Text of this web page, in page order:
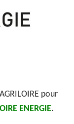
pour
ENERGIE.